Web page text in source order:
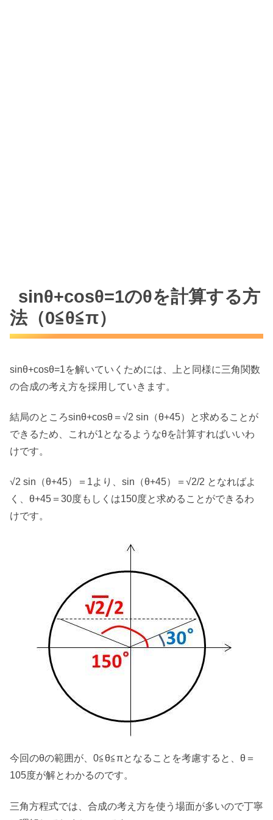
sinθ+cosθ=1のθを計算する方
法（0≦θ≦π）
sinθ+cosθ=1を解いていくためには、上と同様に三角関数
の合成の考え方を採用していきます。
結局のところsinθ+cosθ＝√2 sin（θ+45）と求めることが
できるため、これが1となるようなθを計算すればいいわ
けです。
√2 sin（θ+45）＝1より、sin（θ+45）＝√2/2 となればよ
く、θ+45＝30度もしくは150度と求めることができるわ
けです。
今回のθの範囲が、0≦θ≦πとなることを考慮すると、θ＝
105度が解とわかるのです。
三角方程式では、合成の考え方を使う場面が多いので丁寧